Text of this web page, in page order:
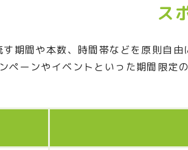
ス
期間や本数、時間帯などを原則自由
ペーンやイベントといった期間限定の